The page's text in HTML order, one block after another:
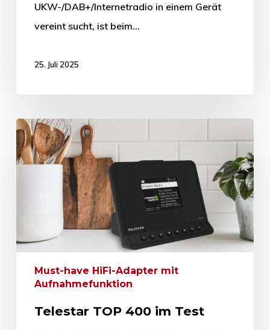
UKW-/DAB+/Internetradio in einem Gerät
vereint sucht, ist beim…
25. Juli 2025
Must-have HiFi-Adapter mit
Aufnahmefunktion
Telestar TOP 400 im Test